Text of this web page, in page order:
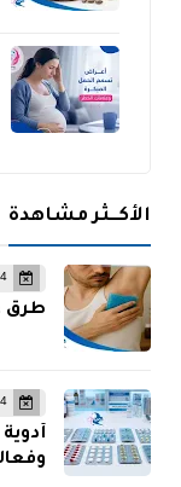
الأكــثر مشاهدة
14
طرق
04